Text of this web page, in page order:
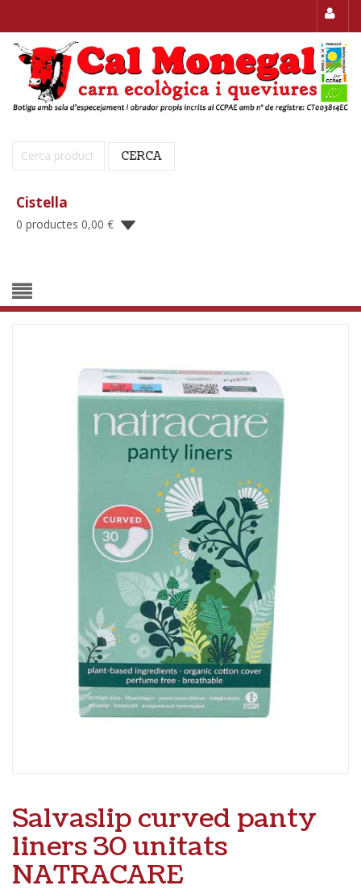
Cerca: CERCA
Cistella
0 productes 0,00 €
Salvaslip curved panty
liners 30 unitats
NATRACARE